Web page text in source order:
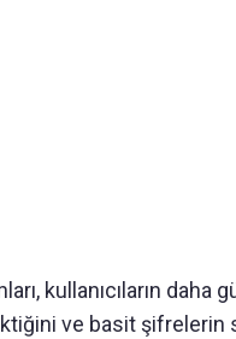
kullanıcıların daha
ve basit şifrelerin